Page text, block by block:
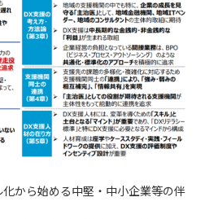
から始める中堅・中小企業等の伴